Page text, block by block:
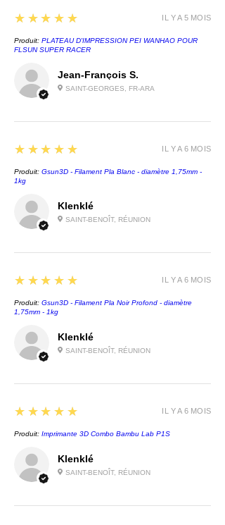
Jean-François S.
SAINT-GEORGES, FR-ARA
5
★★★★★
Produit: PLATEAU D'IMPRESSION PEI WANHAO POUR
FLSUN SUPER RACER
IL Y A 5 MOIS
Klenklé
SAINT-BENOÎT, RÉUNION
5
★★★★★
Produit: Gsun3D - Filament Pla Blanc - diamètre 1,75mm -
1kg
IL Y A 6 MOIS
Klenklé
SAINT-BENOÎT, RÉUNION
5
★★★★★
Produit: Gsun3D - Filament Pla Noir Profond - diamètre
1,75mm - 1kg
IL Y A 6 MOIS
Klenklé
SAINT-BENOÎT, RÉUNION
5
★★★★★
Produit: Imprimante 3D Combo Bambu Lab P1S
IL Y A 6 MOIS